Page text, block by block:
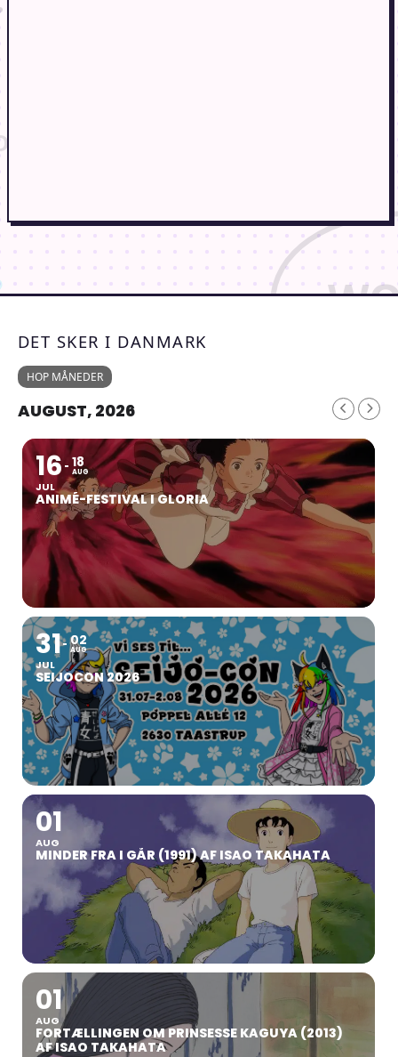
DET SKER I DANMARK
HOP MÅNEDER
AUGUST, 2026
16
JUL
18
AUG
ANIMÉ-FESTIVAL I GLORIA
31
JUL
02
AUG
SEIJOCON 2026
01
AUG
MINDER FRA I GÅR (1991) AF ISAO TAKAHATA
01
AUG
FORTÆLLINGEN OM PRINSESSE KAGUYA (2013)
AF ISAO TAKAHATA